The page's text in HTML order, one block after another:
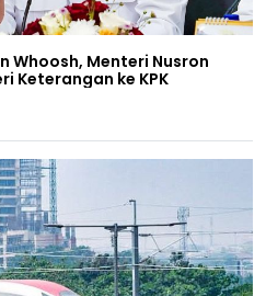
Whoosh, Menteri Nusron
Keterangan ke KPK